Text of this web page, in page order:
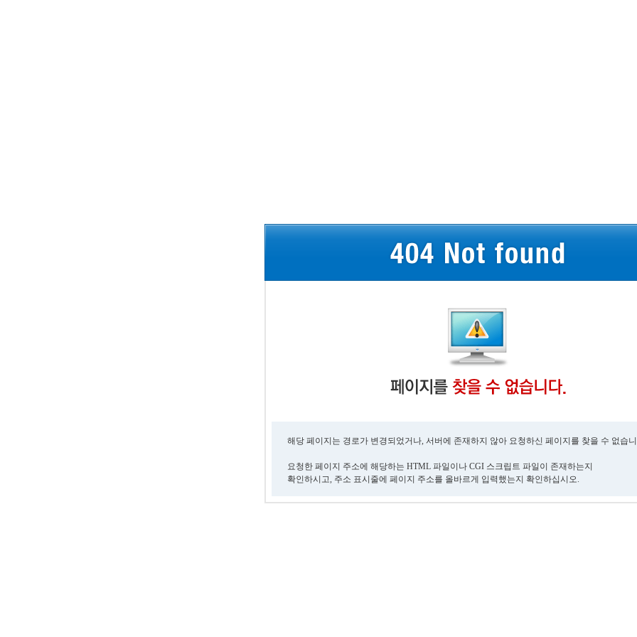
해당 페이지는 경로가 변경되었거나, 서버에 존재하지 않아 요청하신 페이지를 찾을 수 없습
요청한 페이지 주소에 해당하는 HTML 파일이나 CGI 스크립트 파일이 존재하는지
확인하시고, 주소 표시줄에 페이지 주소를 올바르게 입력했는지 확인하십시오.